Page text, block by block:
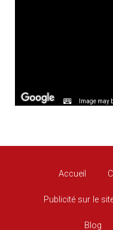
Image may
Accueil
Publicité sur le
Blog